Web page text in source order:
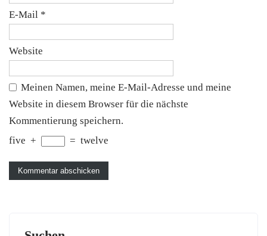
E-Mail *
Website
Meinen Namen, meine E-Mail-Adresse und meine
Website in diesem Browser für die nächste
Kommentierung speichern.
five + = twelve